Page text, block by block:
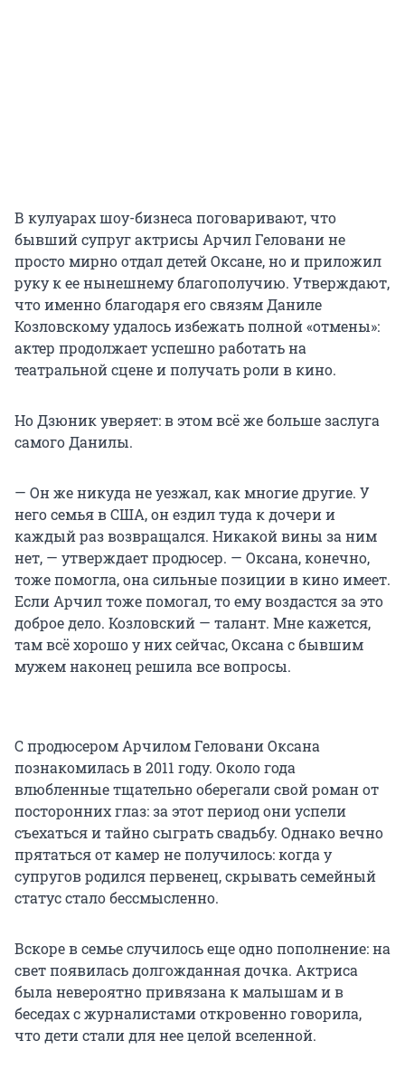
В кулуарах шоу-бизнеса поговаривают, что
бывший супруг актрисы Арчил Геловани не
просто мирно отдал детей Оксане, но и приложил
руку к ее нынешнему благополучию. Утверждают,
что именно благодаря его связям Даниле
Козловскому удалось избежать полной «отмены»:
актер продолжает успешно работать на
театральной сцене и получать роли в кино.
Но Дзюник уверяет: в этом всё же больше заслуга
самого Данилы.
— Он же никуда не уезжал, как многие другие. У
него семья в США, он ездил туда к дочери и
каждый раз возвращался. Никакой вины за ним
нет, — утверждает продюсер. — Оксана, конечно,
тоже помогла, она сильные позиции в кино имеет.
Если Арчил тоже помогал, то ему воздастся за это
доброе дело. Козловский — талант. Мне кажется,
там всё хорошо у них сейчас, Оксана с бывшим
мужем наконец решила все вопросы.
С продюсером Арчилом Геловани Оксана
познакомилась в 2011 году. Около года
влюбленные тщательно оберегали свой роман от
посторонних глаз: за этот период они успели
съехаться и тайно сыграть свадьбу. Однако вечно
прятаться от камер не получилось: когда у
супругов родился первенец, скрывать семейный
статус стало бессмысленно.
Вскоре в семье случилось еще одно пополнение: на
свет появилась долгожданная дочка. Актриса
была невероятно привязана к малышам и в
беседах с журналистами откровенно говорила,
что дети стали для нее целой вселенной.